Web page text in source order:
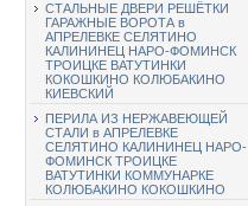
СТАЛЬНЫЕ ДВЕРИ РЕШЁТКИ
ГАРАЖНЫЕ ВОРОТА в
АПРЕЛЕВКЕ СЕЛЯТИНО
КАЛИНИНЕЦ НАРО-ФОМИНСК
ТРОИЦКЕ ВАТУТИНКИ
КОКОШКИНО КОЛЮБАКИНО
КИЕВСКИЙ
ПЕРИЛА ИЗ НЕРЖАВЕЮЩЕЙ
СТАЛИ в АПРЕЛЕВКЕ
СЕЛЯТИНО КАЛИНИНЕЦ НАРО-
ФОМИНСК ТРОИЦКЕ
ВАТУТИНКИ КОММУНАРКЕ
КОЛЮБАКИНО КОКОШКИНО